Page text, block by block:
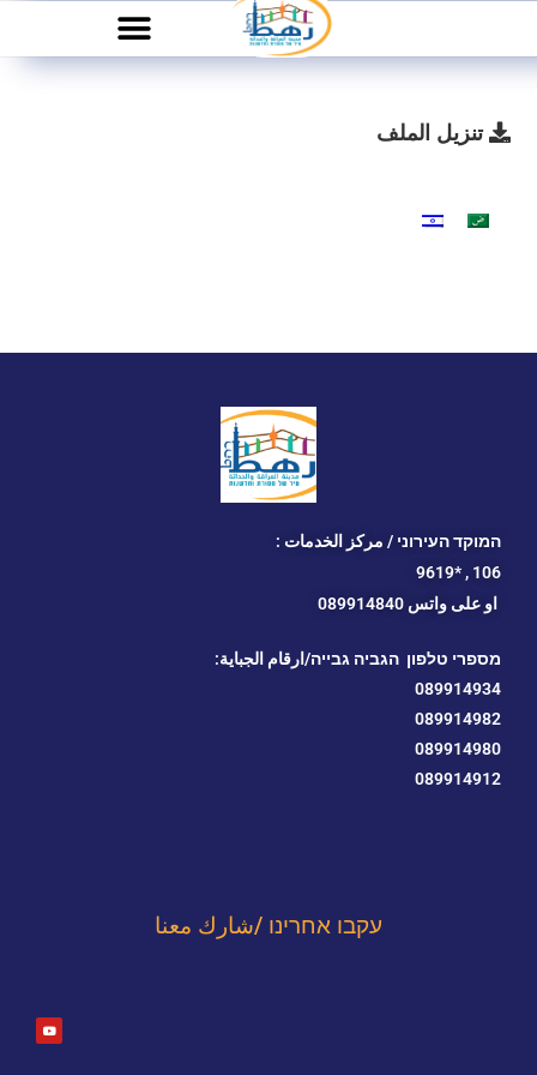
تنزيل الملف
המוקד העירוני / مركز الخدمات :
106 ,
*9619
او على واتس 089914840
מספרי טלפון הגביה גבייה/ارقام الجباية:
089914934
089914982
089914980
089914912
עקבו אחרינו /شارك معنا